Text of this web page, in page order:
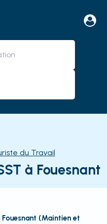
du Travail
à Fouesnant
(Maintien et